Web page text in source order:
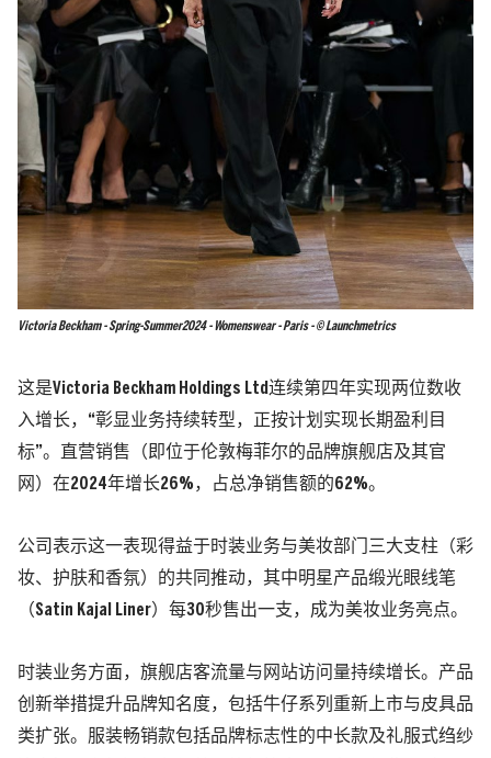
Victoria Beckham - Spring-Summer2024 - Womenswear - Paris - © Launchmetrics
这是Victoria Beckham Holdings Ltd连续第四年实现两位数收
入增长，“彰显业务持续转型，正按计划实现长期盈利目
标”。直营销售（即位于伦敦梅菲尔的品牌旗舰店及其官
网）在2024年增长26%，占总净销售额的62%。
公司表示这一表现得益于时装业务与美妆部门三大支柱（彩
妆、护肤和香氛）的共同推动，其中明星产品缎光眼线笔
（Satin Kajal Liner）每30秒售出一支，成为美妆业务亮点。
时装业务方面，旗舰店客流量与网站访问量持续增长。产品
创新举措提升品牌知名度，包括牛仔系列重新上市与皮具品
类扩张。服装畅销款包括品牌标志性的中长款及礼服式绉纱